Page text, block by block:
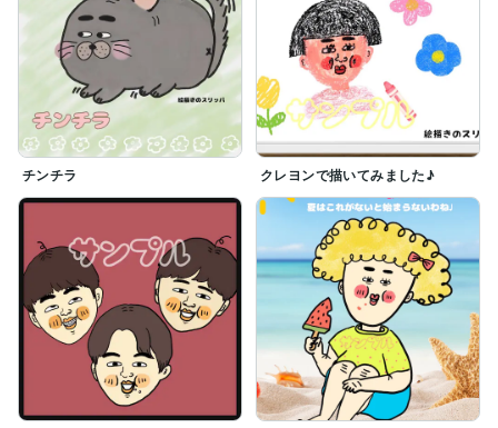
チンチラ クレヨンで描いてみました♪